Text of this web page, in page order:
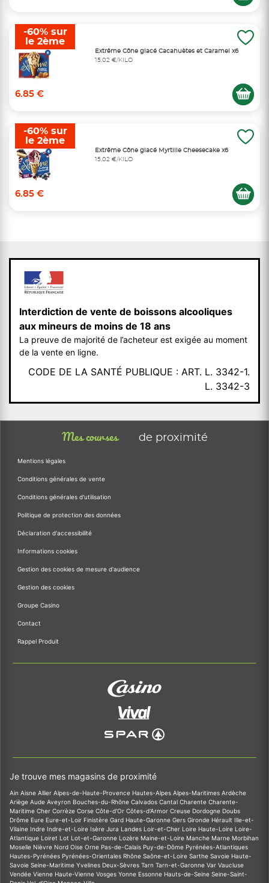
Extrême Cône glacé Cacahuètes et Caramel x6
15,02 €/KILO
6.85 €
-60% sur
le 2ème
Extrême Cône glacé Myrtille Cheesecake x6
15,02 €/KILO
6.85 €
-60% sur
le 2ème
Interdiction de vente de boissons alcooliques
aux mineurs de moins de 18 ans
La preuve de majorité de l’acheteur est exigée au moment
de la vente en ligne.
CODE DE LA SANTÉ PUBLIQUE : ART. L. 3342-1.
L. 3342-3
Mes courses de proximité
Mentions légales
Conditions générales de vente
Conditions générales d'utilisation
Politique de protection des données
Déclaration d'accessibilité
Informations cookies
Gestion des cookies de mesure d'audience
Gestion des cookies
Groupe Casino
Contact
Rappel Produit
Je trouve mes magasins de proximité
Ain Aisne Allier Alpes-de-Haute-Provence Hautes-Alpes Alpes-Maritimes Ardèche
Ariège Aude Aveyron Bouches-du-Rhône Calvados Cantal Charente Charente-
Maritime Cher Corrèze Corse Côte-d'Or Côtes-d'Armor Creuse Dordogne Doubs
Drôme Eure Eure-et-Loir Finistère Gard Haute-Garonne Gers Gironde Hérault Ille-et-
Vilaine Indre Indre-et-Loire Isère Jura Landes Loir-et-Cher Loire Haute-Loire Loire-
Atlantique Loiret Lot Lot-et-Garonne Lozère Maine-et-Loire Manche Marne Morbihan
Moselle Nièvre Nord Oise Orne Pas-de-Calais Puy-de-Dôme Pyrénées-Atlantiques
Hautes-Pyrénées Pyrénées-Orientales Rhône Saône-et-Loire Sarthe Savoie Haute-
Savoie Seine-Maritime Yvelines Deux-Sèvres Tarn Tarn-et-Garonne Var Vaucluse
Vendée Vienne Haute-Vienne Vosges Yonne Essonne Hauts-de-Seine Seine-Saint-